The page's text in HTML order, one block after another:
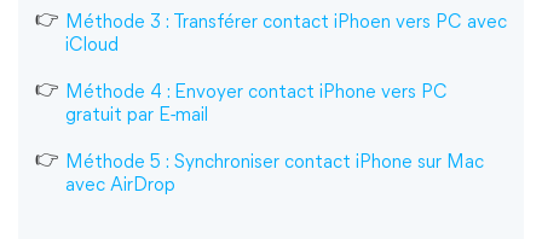
Méthode 3 : Transférer contact iPhoen vers PC avec
iCloud
Méthode 4 : Envoyer contact iPhone vers PC
gratuit par E-mail
Méthode 5 : Synchroniser contact iPhone sur Mac
avec AirDrop